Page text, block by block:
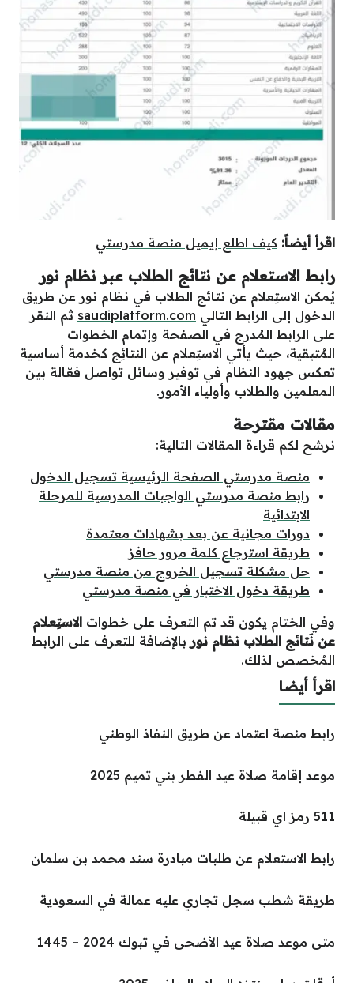
اقرأ أيضاً: كيف اطلع إيميل منصة مدرستي
رابط الاستعلام عن نتائج الطلاب عبر نظام نور
يُمكن الاستِعلام عن نتائج الطلاب في نظام نور عن طريق
الدخول إلى الرابط التالي saudiplatform.com ثم النقر
على الرابط المُدرج في الصفحة وإتمام الخطوات
المُتبقية، حيث يأتي الاستِعلام عن النتائِج كخدمة أساسية
تعكس جهود النظام في توفير وسائل تواصل فعّالة بين
المعلمين والطلاب وأولياء الأمور.
مقالات مقترحة
نرشح لكم قراءة المقالات التالية:
منصة مدرستي الصفحة الرئيسية تسجيل الدخول
رابط منصة مدرستي الواجبات المدرسية للمرحلة
الابتدائية
دورات مجانية عن بعد بشهادات معتمدة
طريقة استرجاع كلمة مرور حافز
حل مشكلة تسجيل الخروج من منصة مدرستي
طريقة دخول الاختبار في منصة مدرستي
وفي الختام يكون قد تم التعرف على خطوات الاستِعلام
عن نَتائج الطلاب نظام نور بالإضافة للتعرف على الرابط
المُخصص لذلك.
اقرأ أيضا
رابط منصة اعتماد عن طريق النفاذ الوطني
موعد إقامة صلاة عيد الفطر بني تميم 2025
511 رمز اي قبيلة
رابط الاستعلام عن طلبات مبادرة سند محمد بن سلمان
طريقة شطب سجل تجاري عليه عمالة في السعودية
متى موعد صلاة عيد الأضحى في تبوك 2024 – 1445